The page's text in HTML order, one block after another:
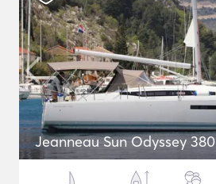
Jeanneau Sun Odyssey 380